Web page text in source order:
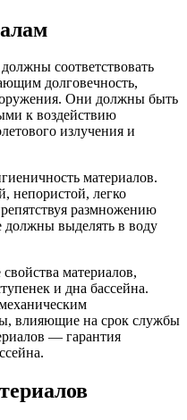
соответствовать
долговечность,
Они должны быть
к воздействию
излучения и
материалов.
непористой, легко
размножению
должны выделять в воду
материалов,
и дна бассейна.
влияющие на срок службы
— гарантия